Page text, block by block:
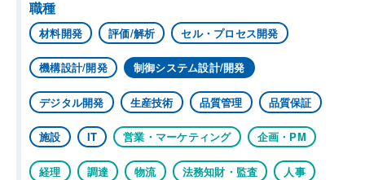
職種
材料開発 評価/解析 セル・プロセス開発
機構設計/開発 制御システム設計/開発
デジタル開発 生産技術 品質管理 品質保証
施設 IT 営業・マーケティング 企画・PM
経理 調達 物流 法務知財・監査 人事